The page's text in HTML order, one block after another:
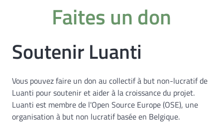
Faites un don
Soutenir Luanti
Vous pouvez faire un don au collectif à but non-lucratif de
Luanti pour soutenir et aider à la croissance du projet.
Luanti est membre de l'Open Source Europe (OSE), une
organisation à but non lucratif basée en Belgique.